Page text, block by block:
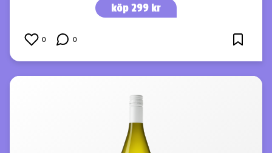
köp 299 kr
0 0